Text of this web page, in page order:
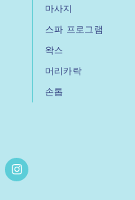
마사지
스파 프로그램
왁스
머리카락
손톱
I
n
s